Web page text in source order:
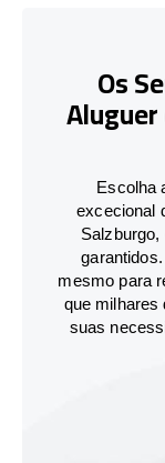
Os
Escolha
excecional
Salzburgo,
mesmo para
que milhares
suas